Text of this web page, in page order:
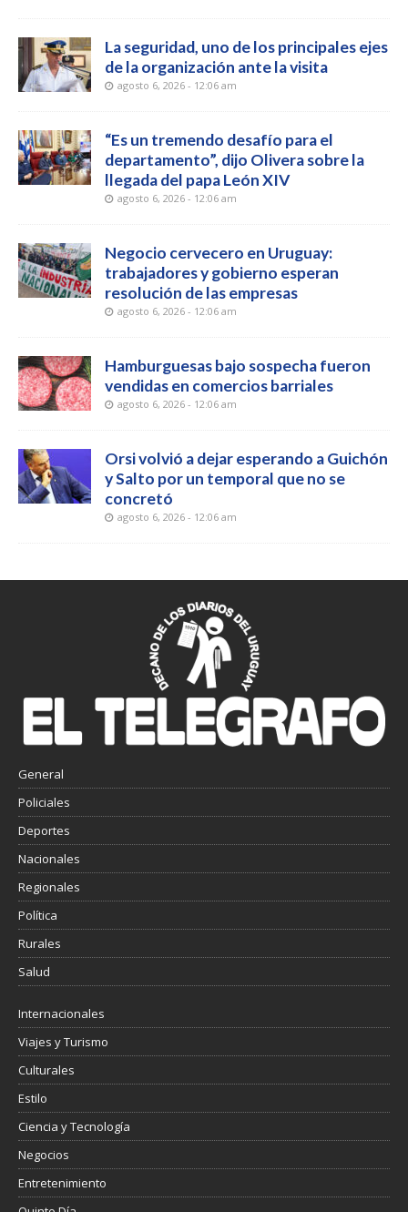
La seguridad, uno de los principales ejes
de la organización ante la visita
agosto 6, 2026 - 12:06 am
“Es un tremendo desafío para el
departamento”, dijo Olivera sobre la
llegada del papa León XIV
agosto 6, 2026 - 12:06 am
Negocio cervecero en Uruguay:
trabajadores y gobierno esperan
resolución de las empresas
agosto 6, 2026 - 12:06 am
Hamburguesas bajo sospecha fueron
vendidas en comercios barriales
agosto 6, 2026 - 12:06 am
Orsi volvió a dejar esperando a Guichón
y Salto por un temporal que no se
concretó
agosto 6, 2026 - 12:06 am
General
Policiales
Deportes
Nacionales
Regionales
Política
Rurales
Salud
Internacionales
Viajes y Turismo
Culturales
Estilo
Ciencia y Tecnología
Negocios
Entretenimiento